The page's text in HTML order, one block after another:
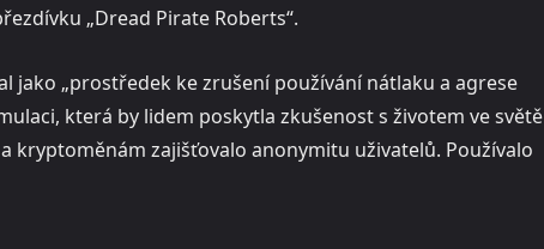
„Dread Pirate Roberts“.
jako „prostředek ke zrušení používání nátlaku a agrese
která by lidem poskytla zkušenost s životem ve světě
kryptoměnám zajišťovalo anonymitu uživatelů. Používalo